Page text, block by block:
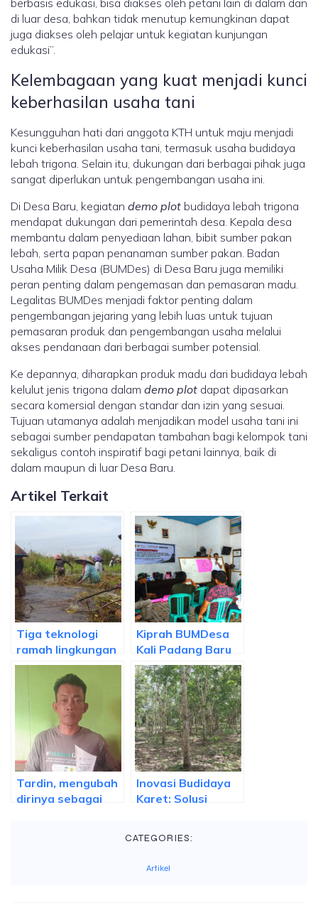
berbasis edukasi, bisa diakses oleh petani lain di dalam dan
di luar desa, bahkan tidak menutup kemungkinan dapat
juga diakses oleh pelajar untuk kegiatan kunjungan
edukasi”.
Kelembagaan yang kuat menjadi kunci
keberhasilan usaha tani
Kesungguhan hati dari anggota KTH untuk maju menjadi
kunci keberhasilan usaha tani, termasuk usaha budidaya
lebah trigona. Selain itu, dukungan dari berbagai pihak juga
sangat diperlukan untuk pengembangan usaha ini.
Di Desa Baru, kegiatan demo plot budidaya lebah trigona
mendapat dukungan dari pemerintah desa. Kepala desa
membantu dalam penyediaan lahan, bibit sumber pakan
lebah, serta papan penanaman sumber pakan. Badan
Usaha Milik Desa (BUMDes) di Desa Baru juga memiliki
peran penting dalam pengemasan dan pemasaran madu.
Legalitas BUMDes menjadi faktor penting dalam
pengembangan jejaring yang lebih luas untuk tujuan
pemasaran produk dan pengembangan usaha melalui
akses pendanaan dari berbagai sumber potensial.
Ke depannya, diharapkan produk madu dari budidaya lebah
kelulut jenis trigona dalam demo plot dapat dipasarkan
secara komersial dengan standar dan izin yang sesuai.
Tujuan utamanya adalah menjadikan model usaha tani ini
sebagai sumber pendapatan tambahan bagi kelompok tani
sekaligus contoh inspiratif bagi petani lainnya, baik di
dalam maupun di luar Desa Baru.
Artikel Terkait
Tiga teknologi
ramah lingkungan
untuk pengelolaan
lahan gambut
Kiprah BUMDesa
Kali Padang Baru
dalam
pengembangan
potensi dan
ekonomi desa
Tardin, mengubah
dirinya sebagai
Inovasi Budidaya
Karet: Solusi
Meningkatkan
CATEGORIES:
Artikel